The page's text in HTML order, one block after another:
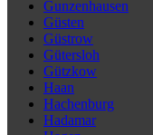
Gunzenhausen
Güsten
Güstrow
Gütersloh
Gützkow
Haan
Hachenburg
Hadamar